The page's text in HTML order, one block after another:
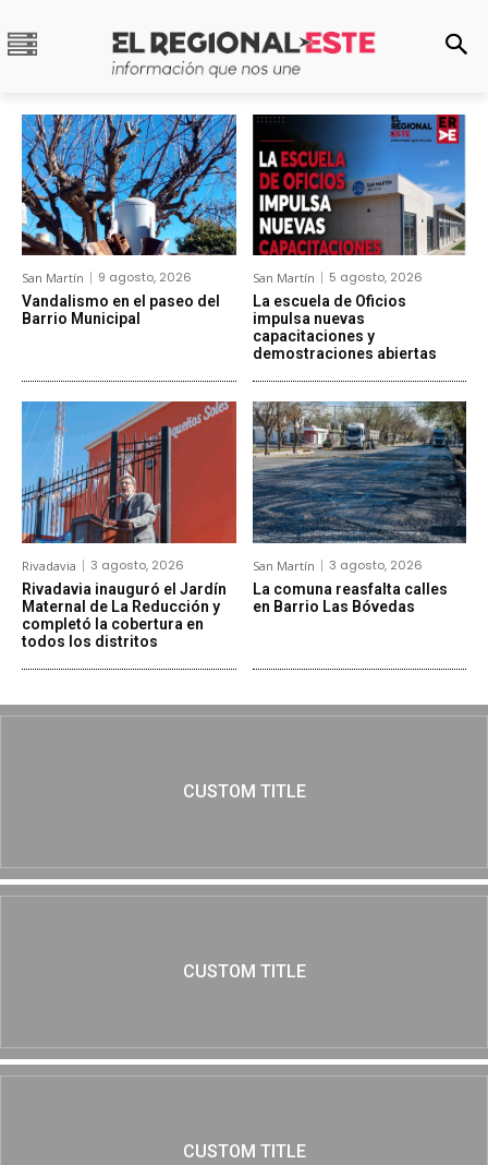
San Martín
9 agosto, 2026
Vandalismo en el paseo del
Barrio Municipal
San Martín
5 agosto, 2026
La escuela de Oficios
impulsa nuevas
capacitaciones y
demostraciones abiertas
Rivadavia
3 agosto, 2026
Rivadavia inauguró el Jardín
Maternal de La Reducción y
completó la cobertura en
todos los distritos
San Martín
3 agosto, 2026
La comuna reasfalta calles
en Barrio Las Bóvedas
CUSTOM TITLE
CUSTOM TITLE
CUSTOM TITLE